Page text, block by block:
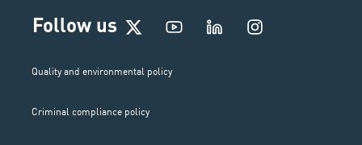
Follow us
I
n
Quality and environmental policy
Criminal compliance policy